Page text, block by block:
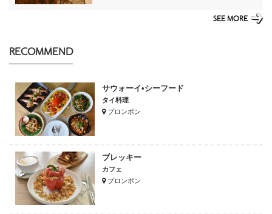
SEE MORE
RECOMMEND
サウォーイ•シーフード
タイ料理
プロンポン
ブレッキー
カフェ
プロンポン